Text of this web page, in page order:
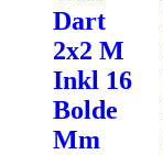
Dart
2x2 M
Inkl 16
Bolde
Mm